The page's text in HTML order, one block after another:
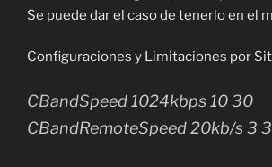
Se puede dar el caso de tenerlo en el
Configuraciones y Limitaciones por
CBandSpeed 1024kbps 10 30
CBandRemoteSpeed 20kb/s 3 3